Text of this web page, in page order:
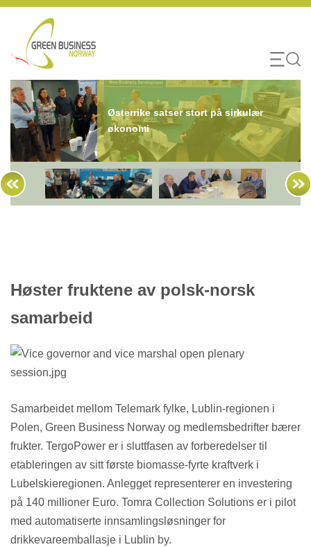
Skip
content
Østerrike satser stort på sirkulær
økonomi
Høster fruktene av polsk-norsk
samarbeid
Samarbeidet mellom Telemark fylke, Lublin-regionen i
Polen, Green Business Norway og medlemsbedrifter bærer
frukter. TergoPower er i sluttfasen av forberedelser til
etableringen av sitt første biomasse-fyrte kraftverk i
Lubelskieregionen. Anlegget representerer en investering
på 140 millioner Euro. Tomra Collection Solutions er i pilot
med automatiserte innsamlingsløsninger for
drikkevareemballasje i Lublin by.